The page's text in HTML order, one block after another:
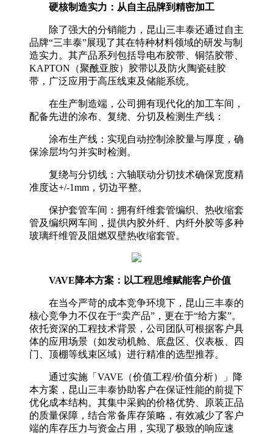
硬核制造实力：从自主品牌到精密加工
除了强大的分销能力，昆山三丰泰还通过自主
品牌“三丰泰”展现了其在特种材料领域的研发与制
造实力。其产品系列包括导电布胶带、铜箔胶带、
KAPTON（聚酰亚胺）胶带以及防火陶瓷硅胶
带，广泛应用于高压线束及储能系统。
在生产制造端，公司拥有现代化的加工车间，
配备先进的涂布、复绕、分切及检测生产线：
涂布生产线：实现自动控制涂胶量与厚度，确
保涂层均匀并实时检测。
复绕与分切线：六轴联动分切技术确保宽度精
准度达+/-1mm，切边平整。
保护套管车间：拥有纤维套管编织、热收缩套
管及编织网车间，提供内胶外纤、内纤外胶等多种
玻璃纤维管及阻燃双壁热收缩套管。
VAVE降本方案：以工程思维赋能客户价值
在当今严苛的成本竞争环境下，昆山三丰泰的
核心竞争力不仅在于“卖产品”，更在于“给方案”。
依托资深的工程技术背景，公司团队可根据客户具
体的应用场景（如发动机舱、底盘区、仪表板、四
门、顶棚等线束区域）进行精准的选型推荐。
通过实施「VAVE（价值工程/价值分析）」降
本方案，昆山三丰泰协助客户在保证性能的前提下
优化成本结构。其集中采购的价格优势、原装正品
的质量保障，结合常备库存策略，有效减少了客户
端的库存压力与资金占用，实现了极致的响应速